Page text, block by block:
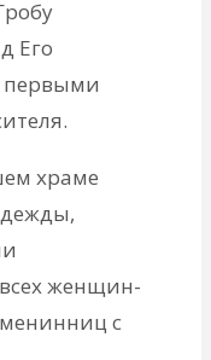
Его
первыми
храме
женщин-
с